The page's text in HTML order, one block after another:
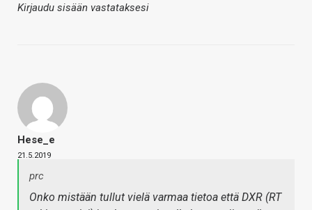
Kirjaudu sisään vastataksesi
Hese_e
21.5.2019
prc
Onko mistään tullut vielä varmaa tietoa että DXR (RT